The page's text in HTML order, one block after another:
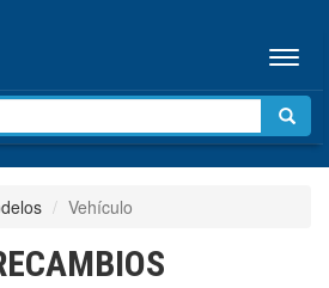
Menú
Vehículo